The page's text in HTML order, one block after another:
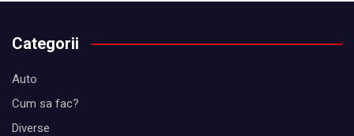
Categorii
Auto
Cum sa fac?
Diverse